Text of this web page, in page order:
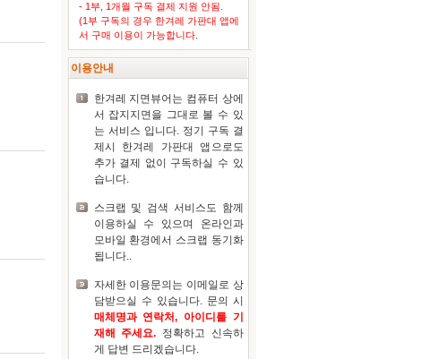
- 1부, 1개월 구독 결제 지원 안됨.
(1부 구독의 경우 한겨레 가판대 앱에
서 구매 이용이 가능합니다.
이용안내
한겨레 지면뷰어는 컴퓨터 상에
서 잡지지면을 그대로 볼 수 있
는 서비스 입니다. 정기 구독 결
제시 한겨레 가판대 앱으로도
추가 결제 없이 구독하실 수 있
습니다.
스크랩 및 검색 서비스도 함께
이용하실 수 있으며 온라인과
모바일 환경에서 스크랩 동기화
됩니다..
자세한 이용문의는 이메일로 상
담받으실 수 있습니다. 문의 시
매체명과 연락처, 아이디를 기
재해 주세요. 정확하고 신속하
게 답변 드리겠습니다.